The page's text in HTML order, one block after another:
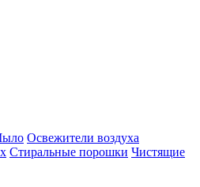
Освежители воздуха
Стиральные порошки Чистящие